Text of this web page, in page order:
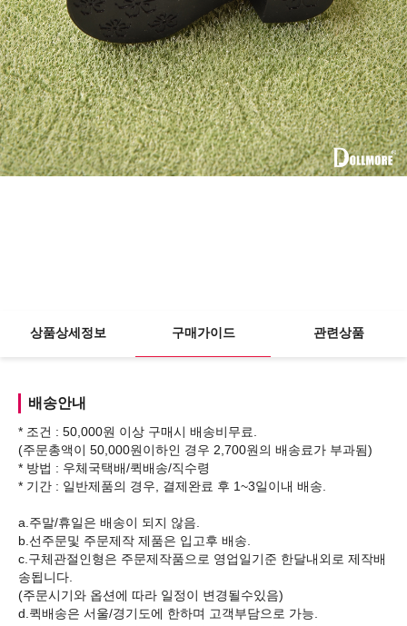
상품상세정보 구매가이드 관련상품
배송안내
* 조건 : 50,000원 이상 구매시 배송비무료.
(주문총액이 50,000원이하인 경우 2,700원의 배송료가 부과됨)
* 방법 : 우체국택배/퀵배송/직수령
* 기간 : 일반제품의 경우, 결제완료 후 1~3일이내 배송.
a.주말/휴일은 배송이 되지 않음.
b.선주문및 주문제작 제품은 입고후 배송.
c.구체관절인형은 주문제작품으로 영업일기준 한달내외로 제작배
송됩니다.
(주문시기와 옵션에 따라 일정이 변경될수있음)
d.퀵배송은 서울/경기도에 한하며 고객부담으로 가능.